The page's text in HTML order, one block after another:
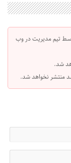
تیم مدیریت در وب
شد.
منتشر نخواهد شد.